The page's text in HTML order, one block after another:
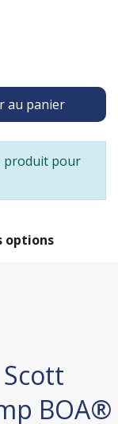
au panier
produit pour
options
BOA®